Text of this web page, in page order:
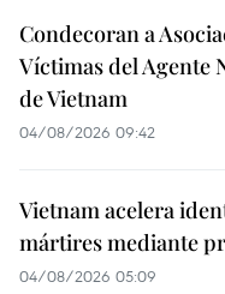
Condecoran a
Víctimas del Agente
de Vietnam
04/08/2026 09:42
Vietnam acelera
mártires mediante
04/08/2026 05:09